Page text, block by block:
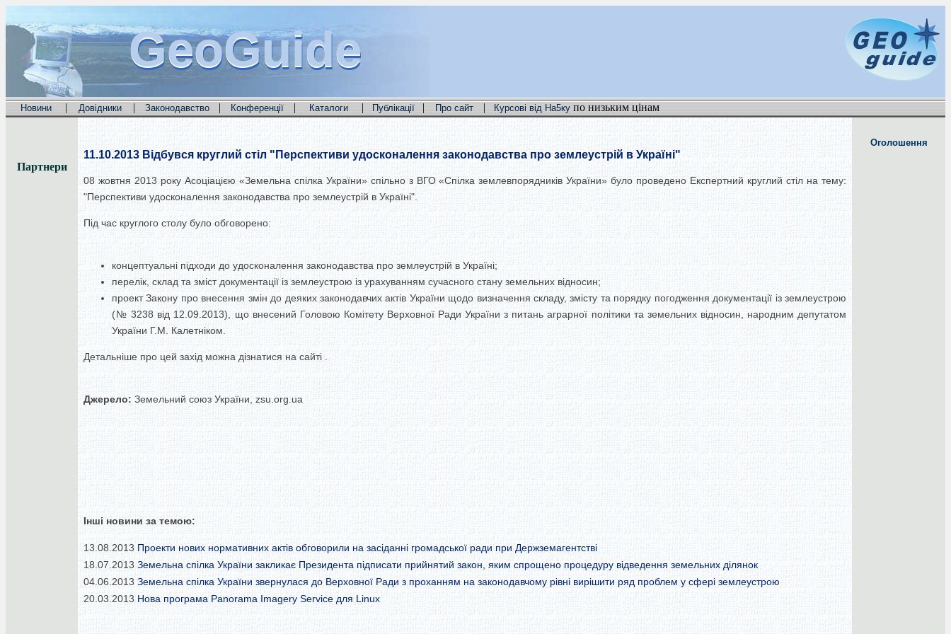
GeoGuide
GeoGuide
GeoGuide
Новини | Довідники | Законодавство | Конференції | Каталоги | Публікації | Про сайт | Курсові від На5ку по низьким цінам
Партнери
11.10.2013 Відбувся круглий стіл "Перспективи удосконалення законодавства про землеустрій в Україні"
08 жовтня 2013 року Асоціацією «Земельна спілка України» спільно з ВГО «Спілка землевпорядників України» було проведено Експертний круглий стіл на тему:
"Перспективи удосконалення законодавства про землеустрій в Україні".
Під час круглого столу було обговорено:
концептуальні підходи до удосконалення законодавства про землеустрій в Україні;
перелік, склад та зміст документації із землеустрою із урахуванням сучасного стану земельних відносин;
проект Закону про внесення змін до деяких законодавчих актів України щодо визначення складу, змісту та порядку погодження документації із землеустрою
(№ 3238 від 12.09.2013), що внесений Головою Комітету Верховної Ради України з питань аграрної політики та земельних відносин, народним депутатом
України Г.М. Калетніком.
Детальніше про цей захід можна дізнатися на сайті .
Джерело: Земельний союз України, zsu.org.ua
Інші новини за темою:
13.08.2013 Проекти нових нормативних актів обговорили на засіданні громадської ради при Держземагентстві
18.07.2013 Земельна спілка України закликає Президента підписати прийнятий закон, яким спрощено процедуру відведення земельних ділянок
04.06.2013 Земельна спілка України звернулася до Верховної Ради з проханням на законодавчому рівні вирішити ряд проблем у сфері землеустрою
20.03.2013 Нова програма Panorama Imagery Service для Linux
Оголошення